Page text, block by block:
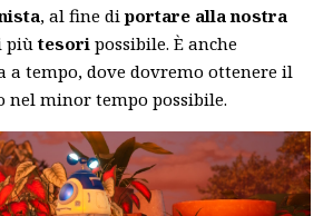
, al fine diportare alla nostra
piùtesori possibile. È anche
a tempo, dove dovremo ottenere il
minor tempo possibile.